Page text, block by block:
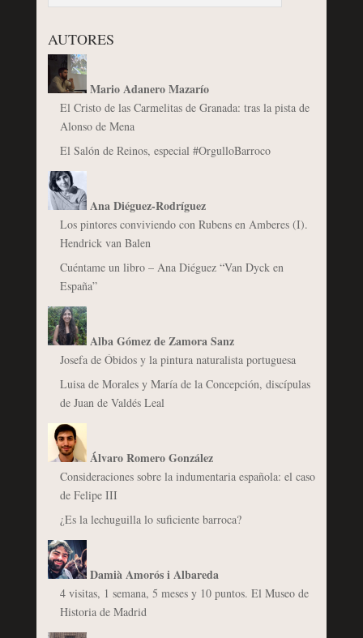
AUTORES
Mario Adanero Mazarío
El Cristo de las Carmelitas de Granada: tras la pista de
Alonso de Mena
El Salón de Reinos, especial #OrgulloBarroco
Ana Diéguez-Rodríguez
Los pintores conviviendo con Rubens en Amberes (I).
Hendrick van Balen
Cuéntame un libro – Ana Diéguez “Van Dyck en
España”
Alba Gómez de Zamora Sanz
Josefa de Óbidos y la pintura naturalista portuguesa
Luisa de Morales y María de la Concepción, discípulas
de Juan de Valdés Leal
Álvaro Romero González
Consideraciones sobre la indumentaria española: el caso
de Felipe III
¿Es la lechuguilla lo suficiente barroca?
Damià Amorós i Albareda
4 visitas, 1 semana, 5 meses y 10 puntos. El Museo de
Historia de Madrid